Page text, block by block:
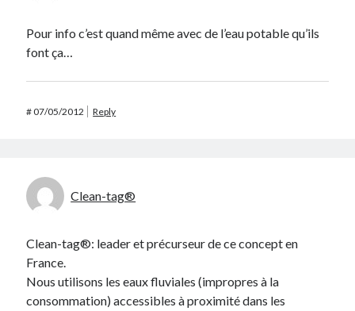
Pour info c’est quand même avec de l’eau potable qu’ils
font ça…
#07/05/2012 Reply
Clean-tag®
Clean-tag®: leader et précurseur de ce concept en
France.
Nous utilisons les eaux fluviales (impropres à la
consommation) accessibles à proximité dans les